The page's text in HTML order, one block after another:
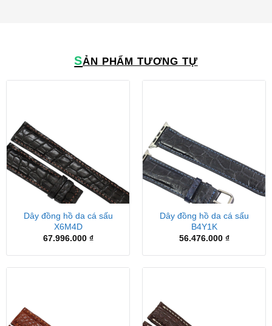
SẢN PHẨM TƯƠNG TỰ
Dây đồng hồ da cá sấu
X6M4D
67.996.000 ₫
Dây đồng hồ da cá sấu
B4Y1K
56.476.000 ₫